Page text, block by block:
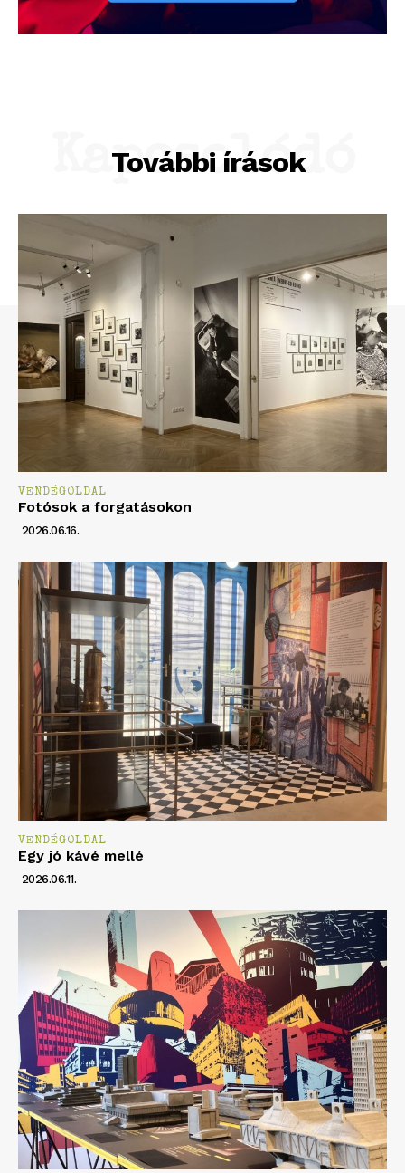
További írások
Kapcsolódó
VENDÉGOLDAL
Fotósok a forgatásokon
2026.06.16.
VENDÉGOLDAL
Egy jó kávé mellé
2026.06.11.